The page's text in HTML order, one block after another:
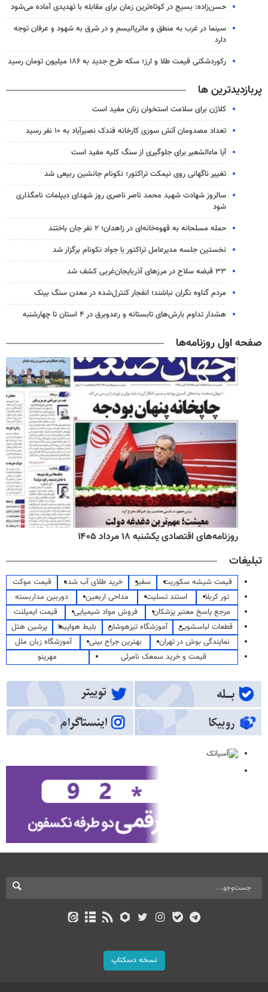
حسن‌زاده: بسیج در کوتاه‌ترین زمان برای مقابله با تهدیدی آماده می‌شود
سینما در غرب به منطق و ماتریالیسم و در شرق به شهود و عرفان توجه
دارد
رکوردشکنی قیمت طلا و ارز؛ سکه طرح جدید به ۱۸۶ میلیون تومان رسید
پربازدیدترین ها
کلاژن برای سلامت استخوان زنان مفید است
تعداد مصدومان آتش سوزی کارخانه فندک نصیرآباد به ۱۰ نفر رسید
آیا ماءالشعیر برای جلوگیری از سنگ کلیه مفید است
تغییر ناگهانی روی نیمکت تراکتور؛ نکونام جانشین ربیعی شد
سالروز شهادت شهید محمد ناصر ناصری روز شهدای دیپلمات نامگذاری
شود
حمله مسلحانه به قهوه‌خانه‌ای در زاهدان؛ ۲ نفر جان باختند
نخستین جلسه مدیرعامل تراکتور با جواد نکونام برگزار شد
۳۳ قبضه سلاح در مرزهای آذربایجان‌غربی کشف شد
مردم گناوه نگران نباشند؛ انفجار کنترل‌شده در معدن سنگ بینک
هشدار تداوم بارش‌های تابستانه و رعدوبرق در ۴ استان تا چهارشنبه
صفحه اول روزنامه‌ها
روزنامه‌های اقتصادی یکشنبه ۱۸ مرداد ۱۴۰۵
تبلیغات
قیمت شیشه سکوریت سفیر خرید طلای آب شده
قیمت موکت
تور کربلا
استند تسلیت مداحی اربعین
دوربین مداربسته
مرجع پاسخ معتبر پزشکان
فروش مواد شیمیایی
قیمت ایمپلنت
قطعات لباسشویی
آموزشگاه تیزهوشان بلیط هواپیما
پرشین هتل
نمایندگی بوش در تهران
بهترین جراح بینی
آموزشگاه زبان ملل
قیمت و خرید سمعک نامرئی
مهرینو
نسخه دسکتاپ